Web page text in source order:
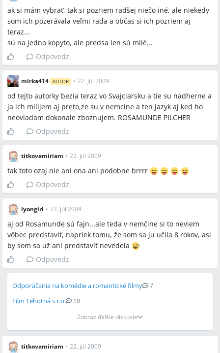
ak si mám vybrať, tak si pozriem radšej niečo iné, ale niekedy
som ich pozerávala veľmi rada a občas si ich pozriem aj
teraz...
sú na jedno kopyto, ale predsa len sú milé...
Odpovedz
mirka414 AUTOR • 22. júl 2009
od tejto autorky bezia teraz vo Svajciarsku a tie su nadherne a
ja ich milijem aj preto,ze su v nemcine a ten jazyk aj ked ho
neovladam dokonale zboznujem. ROSAMUNDE PILCHER
Odpovedz
titkovamiriam • 22. júl 2009
tak toto ozaj nie ani ona ani podobne brrrr
Odpovedz
lyongirl • 22. júl 2009
aj od Rosamunde sú fajn...ale teda v nemčine si to neviem
vôbec predstaviť, napriek tomu, že som sa ju učila 8 rokov, asi
by som sa už ani predstaviť nevedela
Odpovedz
Odporúčania na komédie a romantické filmy 7
Film Tehotná s.r.o.
10
Zobraz ďalšie diskusie
titkovamiriam • 22. júl 2009